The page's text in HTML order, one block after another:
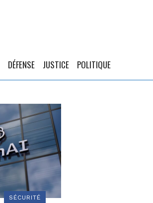
DÉFENSE JUSTICE POLITIQUE
SÉCURITÉ